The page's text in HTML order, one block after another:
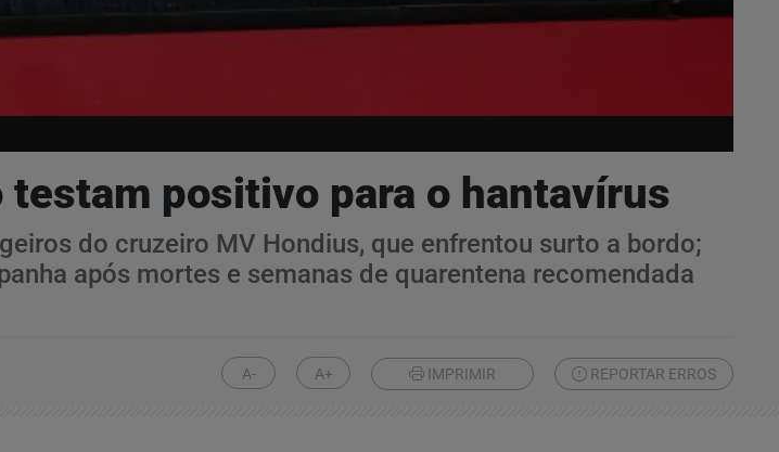
positivo para o hantavírus
do cruzeiro MV Hondius, que enfrentou surto a bordo;
após mortes e semanas de quarentena recomendada
A- A+ IMPRIMIR REPORTAR ERROS